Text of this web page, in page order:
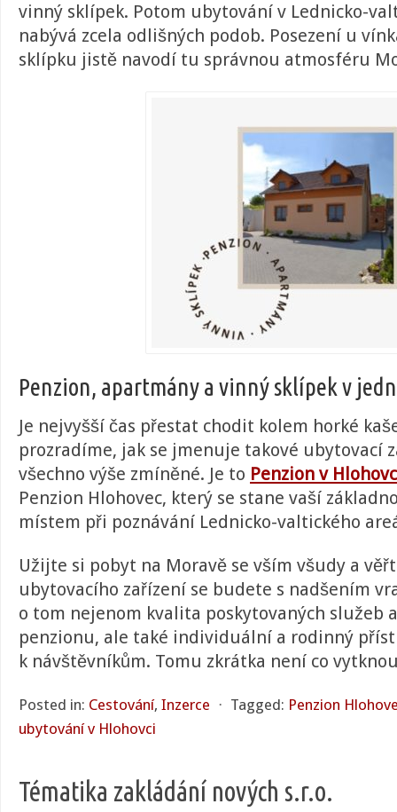
vinný sklípek. Potom ubytování v Lednicko-
nabývá zcela odlišných podob. Posezení u
sklípku jistě navodí tu správnou atmosféru
Penzion, apartmány a vinný sklípek v
Je nejvyšší čas přestat chodit kolem horké
prozradíme, jak se jmenuje takové ubytovací
všechno výše zmíněné. Je to Penzion v
Penzion Hlohovec, který se stane vaší
místem při poznávání Lednicko-valtického
Užijte si pobyt na Moravě se vším všudy a
ubytovacího zařízení se budete s nadšením
o tom nejenom kvalita poskytovaných služeb
penzionu, ale také individuální a rodinný
k návštěvníkům. Tomu zkrátka není co
Posted in: Cestování, Inzerce ⋅ Tagged: Penzion
ubytování v Hlohovci
Tématika zakládání nových s.r.o.